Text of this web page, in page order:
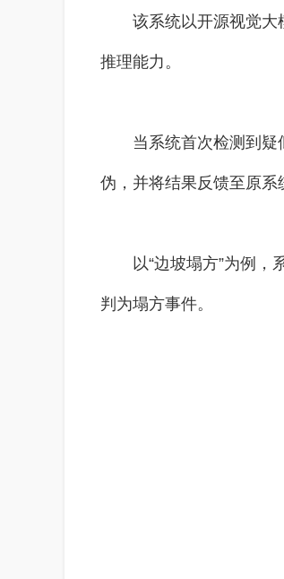
该系统以开源视觉
推理能力。
当系统首次检测到
伪，并将结果反馈至原系
以“边坡塌方”为例
判为塌方事件。